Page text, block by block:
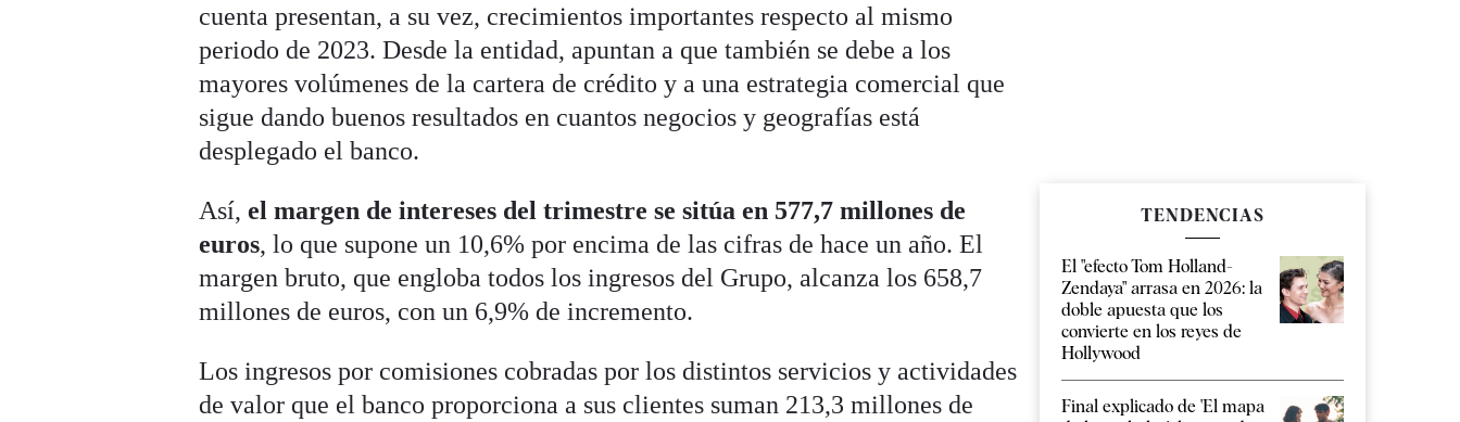
cuenta presentan, a su vez, crecimientos importantes respecto al mismo
periodo de 2023. Desde la entidad, apuntan a que también se debe a los
mayores volúmenes de la cartera de crédito y a una estrategia comercial que
sigue dando buenos resultados en cuantos negocios y geografías está
desplegado el banco.
Así,el margen de intereses del trimestre se sitúa en 577,7 millones de
euros, lo que supone un 10,6% por encima de las cifras de hace un año. El
margen bruto, que engloba todos los ingresos del Grupo, alcanza los 658,7
millones de euros, con un 6,9% de incremento.
Los ingresos por comisiones cobradas por los distintos servicios y actividades
de valor que el banco proporciona a sus clientes suman 213,3 millones de
TENDENCIAS
El "efecto Tom Holland-
Zendaya" arrasa en 2026: la
doble apuesta que los
convierte en los reyes de
Hollywood
Final explicado de 'El mapa